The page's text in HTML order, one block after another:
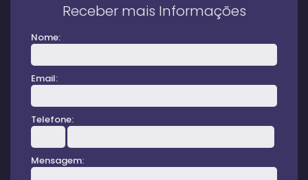
Receber mais Informações
Nome:
Email:
Telefone:
Mensagem: